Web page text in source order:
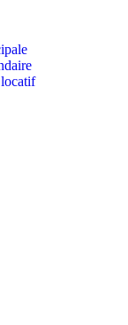
locatif